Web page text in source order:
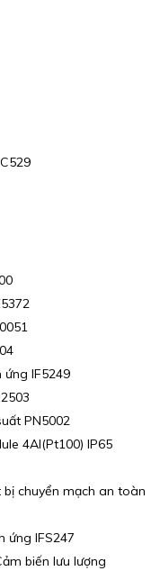
IF5249
PN5002
4AI(Pt100) IP65
chuyển mạch an toàn
ứng IFS247
biến lưu lượng